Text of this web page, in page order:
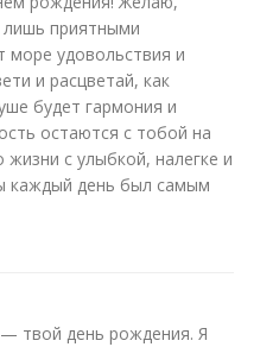
приятными
море удовольствия и
и расцветай, как
будет гармония и
остаются с тобой на
с улыбкой, налегке и
каждый день был самым
твой день рождения. Я